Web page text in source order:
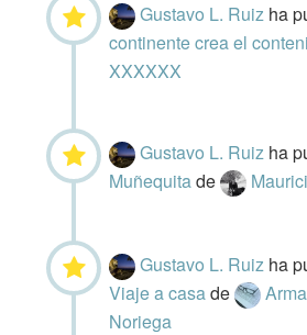
Gustavo L. Ruiz ha
continente crea el
XXXXXX
Gustavo L. Ruiz ha
Muñequitade
Gustavo L. Ruiz ha
Viaje a casade
Noriega